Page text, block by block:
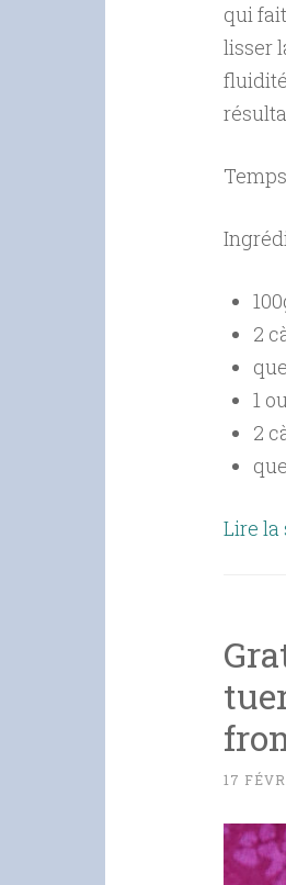
qui
lisser
2
1
2
Lire la
17